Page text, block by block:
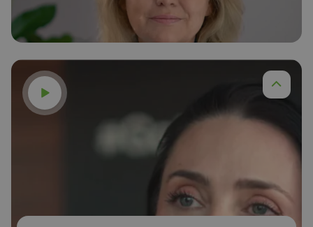
En savoir plus
Voir la vidéo